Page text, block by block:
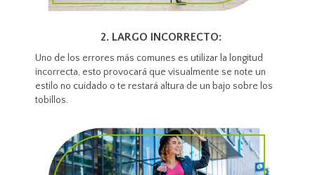
2. LARGO INCORRECTO:
Uno de los errores más comunes es utilizar la longitud
incorrecta, esto provocará que visualmente se note un
estilo no cuidado o te restará altura de un bajo sobre los
tobillos.